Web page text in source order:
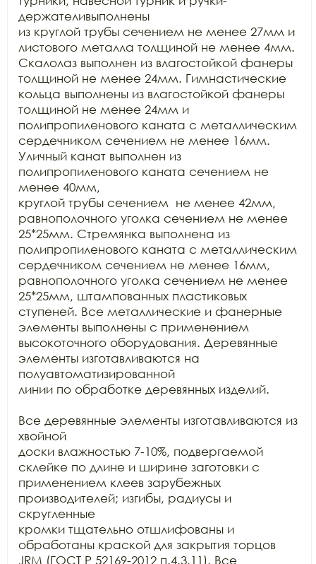
держателивыполнены
из круглой трубы сечением не менее 27мм и
листового металла толщиной не менее 4мм.
Скалолаз выполнен из влагостойкой фанеры
толщиной не менее 24мм. Гимнастические
кольца выполнены из влагостойкой фанеры
толщиной не менее 24мм и
полипропиленового каната с металлическим
сердечником сечением не менее 16мм.
Уличный канат выполнен из
полипропиленового каната сечением не
менее 40мм,
круглой трубы сечением  не менее 42мм,
равнополочного уголка сечением не менее
25*25мм. Стремянка выполнена из
полипропиленового каната с металлическим
сердечником сечением не менее 16мм,
равнополочного уголка сечением не менее
25*25мм, штампованных пластиковых
ступеней. Все металлические и фанерные
элементы выполнены с применением
высокоточного оборудования. Деревянные
элементы изготавливаются на
полуавтоматизированной
линии по обработке деревянных изделий.
Все деревянные элементы изготавливаются из
хвойной
доски влажностью 7-10%, подвергаемой
склейке по длине и ширине заготовки с
применением клеев зарубежных
производителей; изгибы, радиусы и
скругленные
кромки тщательно отшлифованы и
обработаны краской для закрытия торцов
JRM (ГОСТ Р 52169-2012 п.4.3.11). Все